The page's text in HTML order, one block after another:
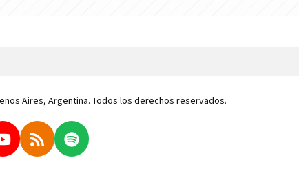
Aires, Argentina. Todos los derechos reservados.